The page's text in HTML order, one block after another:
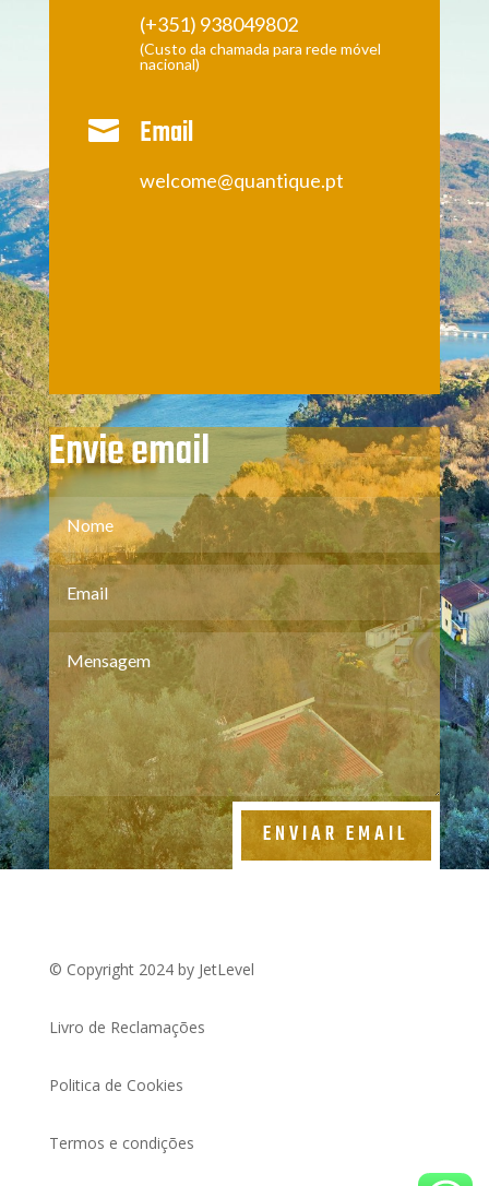
(+351) 938049802
(Custo da chamada para rede móvel
nacional)
 Email
welcome@quantique.pt
Envie email
ENVIAR EMAIL
© Copyright 2024 by JetLevel
Livro de Reclamações
Politica de Cookies
Termos e condições